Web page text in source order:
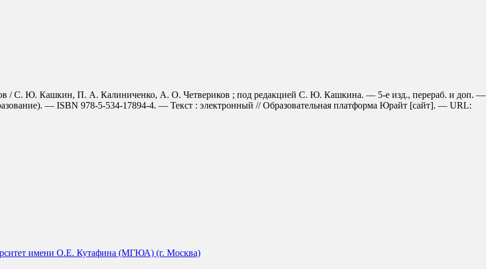
/ С. Ю. Кашкин, П. А. Калиниченко, А. О. Четвериков ; под редакцией С. Ю. Кашкина. — 5-е изд., перераб. и доп. —
— ISBN 978-5-534-17894-4. — Текст : электронный // Образовательная платформа Юрайт [сайт]. — URL:
имени О.Е. Кутафина (МГЮА) (г. Москва)